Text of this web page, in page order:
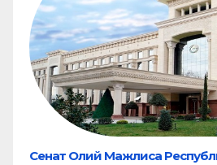
Сенат Олий Мажлиса